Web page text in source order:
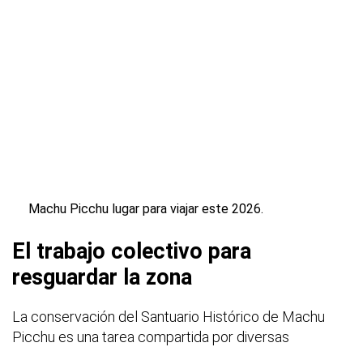
Machu Picchu lugar para viajar este 2026.
El trabajo colectivo para
resguardar la zona
La conservación del Santuario Histórico de Machu
Picchu es una tarea compartida por diversas